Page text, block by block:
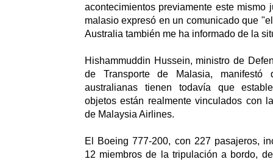
acontecimientos previamente este mismo
malasio expresó en un comunicado que
Australia también me ha informado de la
Hishammuddin Hussein, ministro de
de Transporte de Malasia, manifestó
australianas tienen todavía que
objetos están realmente vinculados con
de Malaysia Airlines.
El Boeing 777-200, con 227 pasajeros,
12 miembros de la tripulación a bordo,